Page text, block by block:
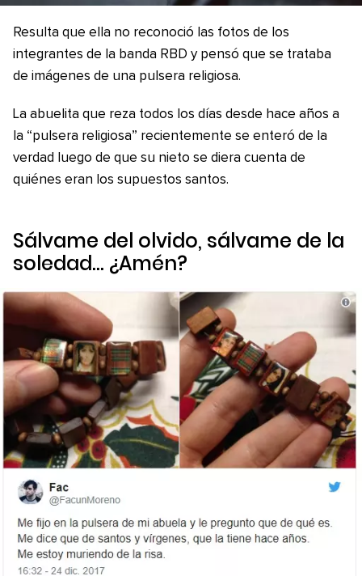
Resulta que ella no reconoció las fotos de los
integrantes de la banda RBD y pensó que se trataba
de imágenes de una pulsera religiosa.
La abuelita que reza todos los días desde hace años a
la “pulsera religiosa” recientemente se enteró de la
verdad luego de que su nieto se diera cuenta de
quiénes eran los supuestos santos.
Sálvame del olvido, sálvame de la
soledad… ¿Amén?